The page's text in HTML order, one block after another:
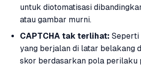
untuk diotomatisasi
atau gambar murni.
CAPTCHA tak terlihat: Seperti
yang berjalan di latar belakang
skor berdasarkan pola perilaku